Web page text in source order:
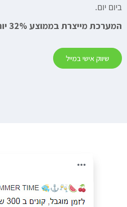
ביום יום.
המערכת מייצרת בממוצע 32% יותר מכירות לחנות
שיווק אישי במייל